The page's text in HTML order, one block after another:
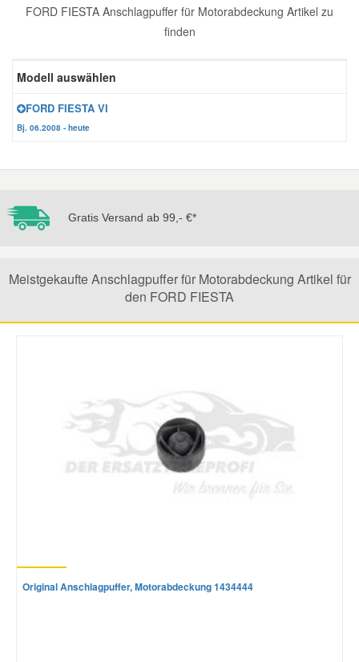
FORD FIESTA Anschlagpuffer für Motorabdeckung Artikel zu
finden
Modell auswählen
FORD FIESTA VI
Bj. 06.2008 - heute
Gratis Versand ab 99,- €*
Meistgekaufte Anschlagpuffer für Motorabdeckung Artikel für
den FORD FIESTA
Original Anschlagpuffer, Motorabdeckung 1434444
Zündanlage und Glühanlage
Reparatur-Zubehör
Karosserie Werkzeug
Schlüsselgehäuse
Werkstattbedarf
Winter-Autozubehör
Daihatsu Ersatzteile
Honda Ersatzteile
Hyundai Ersatzteile
Mercedes Ersatzteile